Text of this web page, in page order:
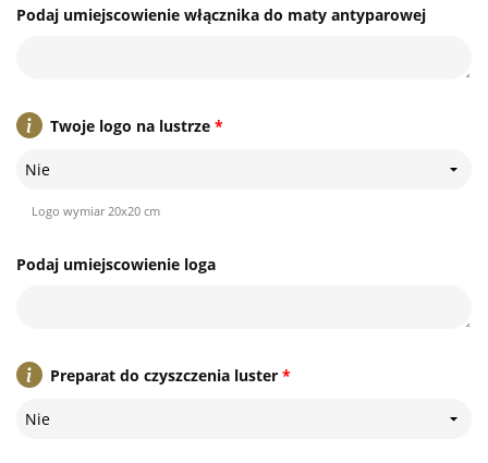
Podaj umiejscowienie włącznika do maty antyparowej
*
Twoje logo na lustrze
Nie
Logo wymiar 20x20 cm
Podaj umiejscowienie loga
*
Preparat do czyszczenia luster
Nie